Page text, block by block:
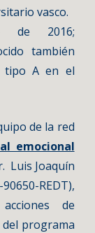
vasco.
de 2016;
también
tipo A en el
de la red
emocional
Luis Joaquín
REDT),
de
del programa